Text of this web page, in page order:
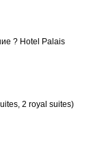
? Hotel Palais
2 royal suites)